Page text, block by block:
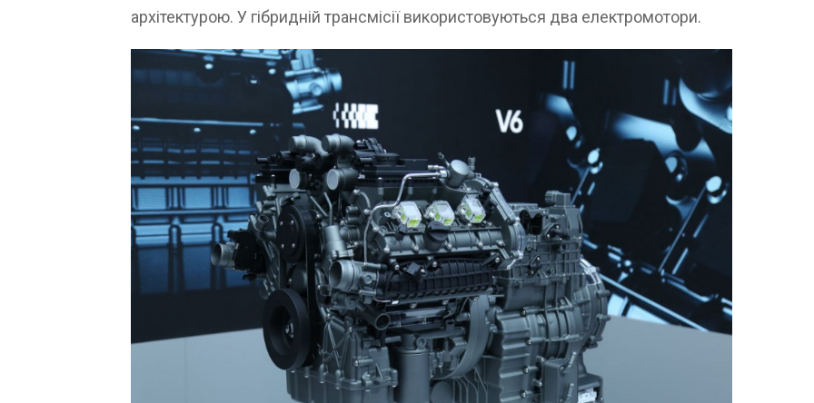
архітектурою. У гібридній трансмісії використовуються два електромотори.